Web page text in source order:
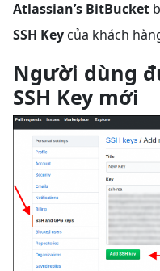
Atlassian’s BitBucket
SSH Key của khách
Người dùng
SSH Key mới